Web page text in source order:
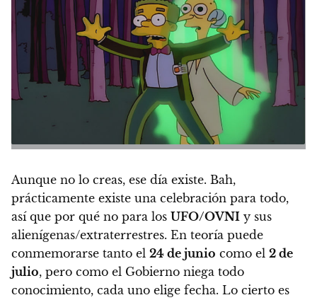
Aunque no lo creas, ese día existe. Bah,
prácticamente existe una celebración para todo,
así que por qué no para los UFO/OVNI y sus
alienígenas/extraterrestres. En teoría puede
conmemorarse tanto el 24 de junio como el 2 de
julio, pero como el Gobierno niega todo
conocimiento, cada uno elige fecha. Lo cierto es